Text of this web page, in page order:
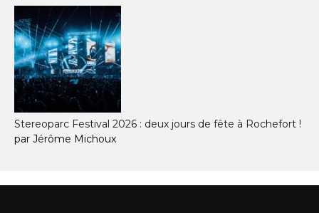
Stereoparc Festival 2026 : deux jours de fête à Rochefort !
par Jérôme Michoux